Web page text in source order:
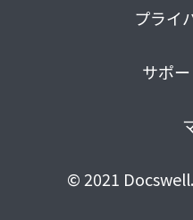
プライ
サポ
© 2021